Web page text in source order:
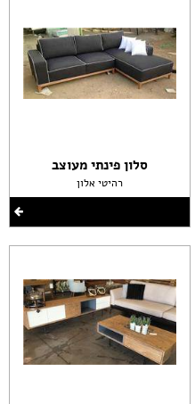
סלון פינתי מעוצב
רהיטי אלון